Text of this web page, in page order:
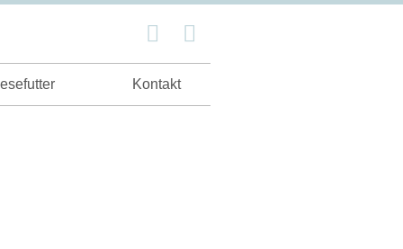
Kontakt